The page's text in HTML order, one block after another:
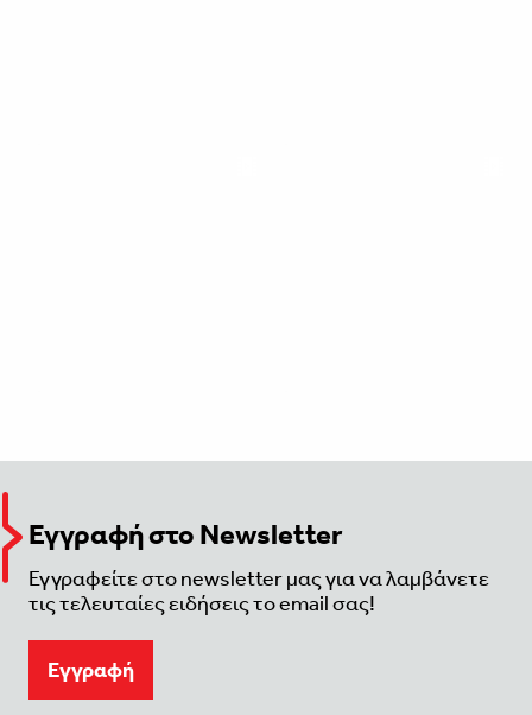
Εγγραφή στο Newsletter
Εγγραφείτε στο newsletter μας για να λαμβάνετε
τις τελευταίες ειδήσεις το email σας!
Eγγραφή